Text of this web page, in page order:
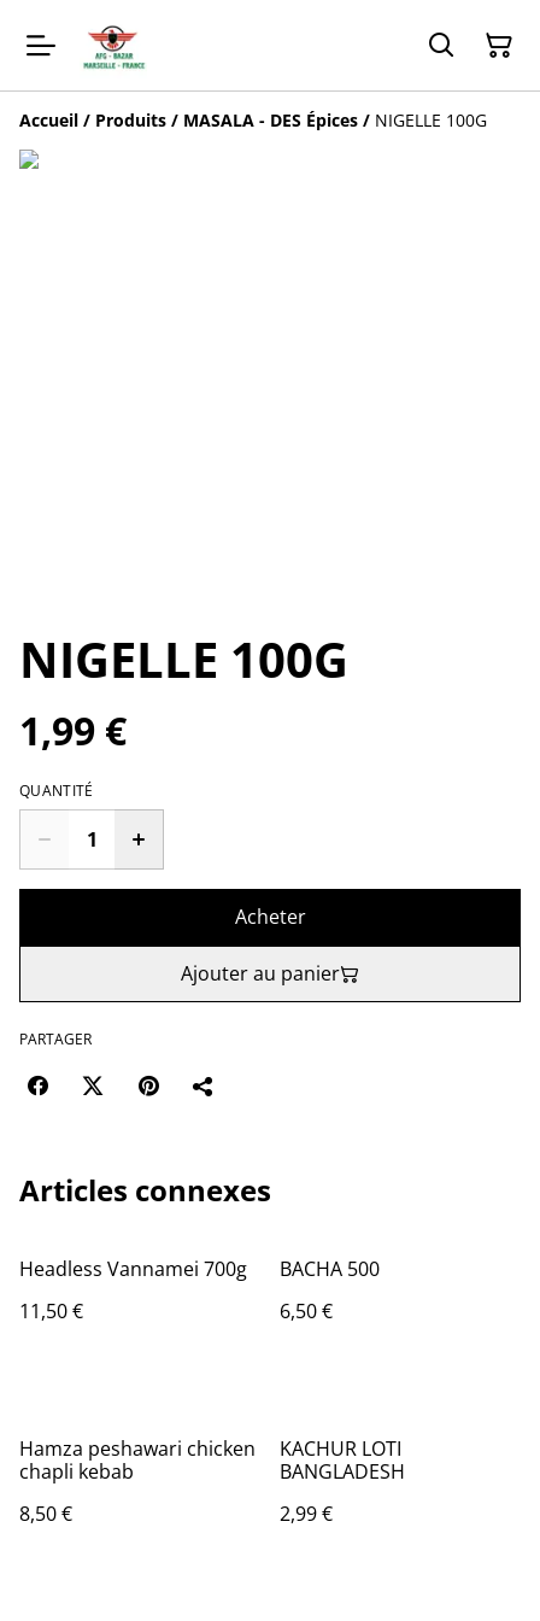
Accueil / Produits / MASALA - DES Épices / NIGELLE 100G
NIGELLE 100G
1,99 €
QUANTITÉ
Acheter
Ajouter au panier
PARTAGER
Articles connexes
Headless Vannamei 700g
11,50 €
BACHA 500
6,50 €
Hamza peshawari chicken
chapli kebab
8,50 €
KACHUR LOTI
BANGLADESH
2,99 €